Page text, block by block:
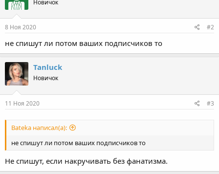
Новичок
8 Ноя 2020 #2
не спишут ли потом ваших подписчиков то
Tanluck
Новичок
11 Ноя 2020 #3
Bateka написал(а):
не спишут ли потом ваших подписчиков то
Не спишут, если накручивать без фанатизма.